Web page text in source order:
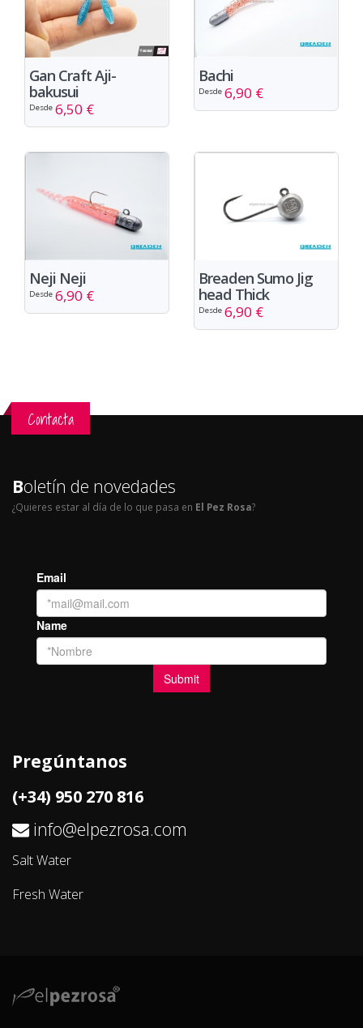
Gan Craft Aji-
bakusui
Desde 6,50 €
Bachi
Desde 6,90 €
Neji Neji
Desde 6,90 €
Breaden Sumo Jig
head Thick
Desde 6,90 €
Contacta
Boletín de novedades
¿Quieres estar al día de lo que pasa en El Pez Rosa?
Pregúntanos
(+34) 950 270 816
info@elpezrosa.com
Salt Water
Fresh Water